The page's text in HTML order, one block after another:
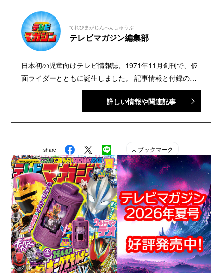
てれびまがじんへんしゅうぶ
テレビマガジン編集部
日本初の児童向けテレビ情報誌。1971年11月創刊で、仮
面ライダーとともに誕生しました。 記事情報と付録の詳
細は、YouTubeの『テレビマガジン 公式動画チャンネ
ル』で配信中。講談社発行の幼年・児童・少年・少女向
Instagram：＠tele_maga
詳しい情報や関連記事
share ブックマーク